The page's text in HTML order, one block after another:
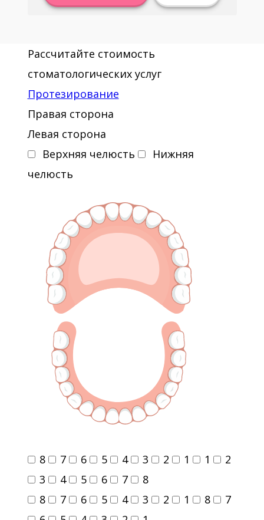
Рассчитайте стоимость
стоматологических услуг
Протезирование
Правая сторона
Левая сторона
Верхняя челюсть
Нижняя
челюсть
8 7 6 5 4 3 2 1 1
2
3
4 5 6 7
8
8
7 6 5 4 3 2 1 8
7